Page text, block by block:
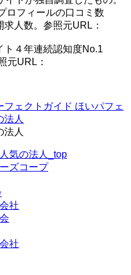
ロフィールの口コミ数
人数。参照元URL：
４年連続認知度No.1
元URL：
法人
法人
気の法人_top
ズコープ
社
社